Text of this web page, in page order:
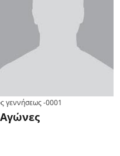
γεννήσεως-0001
Αγώνες